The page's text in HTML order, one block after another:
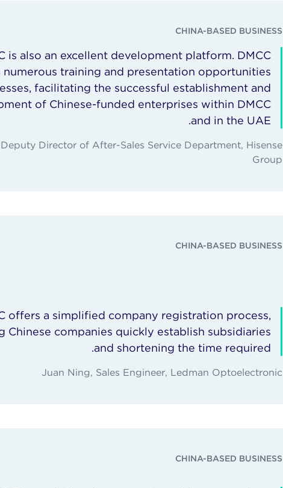
CHINA-BASED BUSINESS
is also an excellent development platform. DMCC
numerous training and presentation opportunities
facilitating the successful establishment and
of Chinese-funded enterprises within DMCC
and in the UAE.
Deputy Director of After-Sales Service Department, Hisense
Group
CHINA-BASED BUSINESS
offers a simplified company registration process,
Chinese companies quickly establish subsidiaries
and shortening the time required.
Juan Ning, Sales Engineer, Ledman Optoelectronic
CHINA-BASED BUSINESS